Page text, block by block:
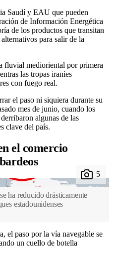
Saudí y EAU que pueden
de Información Energética
de los productos que transitan
para salir de la
fluvial medioriental por primera
las tropas iraníes
con fuego real.
el paso ni siquiera durante su
mes de junio, cuando los
algunas de las
clave del país.
el comercio
ha reducido drásticamente
estadounidenses
el paso por la vía navegable se
un cuello de botella